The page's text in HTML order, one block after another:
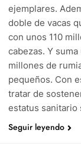
ejemplares.
doble de vacas
con unos 110
cabezas. Y
millones de
pequeños. Con
tratar de
estatus sanitario
Seguir leyendo